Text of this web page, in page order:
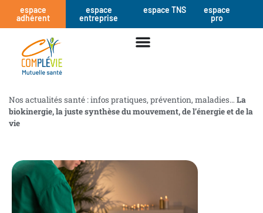
espace
adhérent
espace
entreprise
espace TNS
espace
pro
Nos actualités santé : infos pratiques, prévention, maladies… La
biokinergie, la juste synthèse du mouvement, de l’énergie et de la
vie